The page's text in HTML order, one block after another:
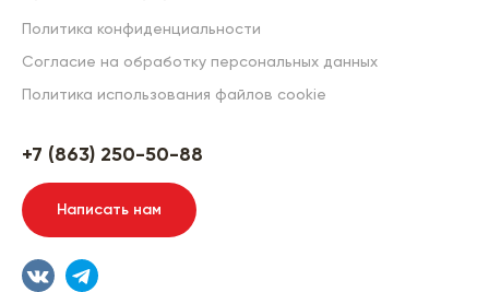
Политика конфиденциальности
Согласие на обработку персональных данных
Политика использования файлов cookie
+7 (863) 250-50-88
Написать нам